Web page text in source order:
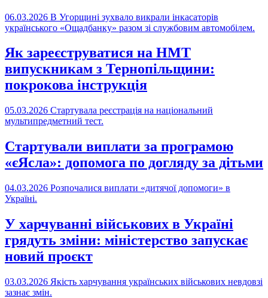
06.03.2026 В Угорщині зухвало викрали інкасаторів
українського «Ощадбанку» разом зі службовим автомобілем.
Як зареєструватися на НМТ
випускникам з Тернопільщини:
покрокова інструкція
05.03.2026 Стартувала реєстрація на національний
мультипредметний тест.
Стартували виплати за програмою
«єЯсла»: допомога по догляду за дітьми
04.03.2026 Розпочалися виплати «дитячої допомоги» в
Україні.
У харчуванні військових в Україні
грядуть зміни: міністерство запускає
новий проєкт
03.03.2026 Якість харчування українських військових невдовзі
зазнає змін.